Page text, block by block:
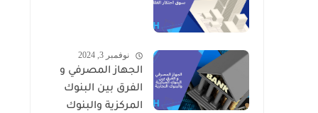
نوفمبر 3, 2024
الجهاز المصرفي و
الفرق بين البنوك
المركزية والبنوك